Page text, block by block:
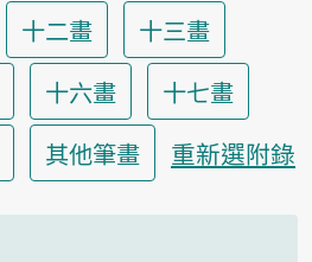
十二畫
十三畫
十六畫
十七畫
其他筆畫 重新選附錄